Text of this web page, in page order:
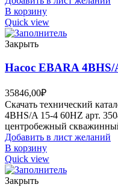
В корзину
Quick view
Закрыть
Насос EBARA 4BHS/
35846,00₽
Скачать технический
4BHS/A 15-4 60HZ арт.
центробежный
Добавить в лист желаний
В корзину
Quick view
Закрыть